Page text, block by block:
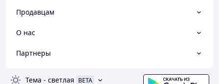
Продавцам
О нас
Партнеры
Тема - светлая BETA